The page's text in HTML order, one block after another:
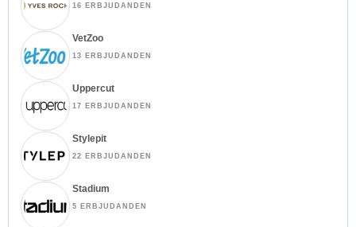
16 ERBJUDANDEN
VetZoo
13 ERBJUDANDEN
Uppercut
17 ERBJUDANDEN
Stylepit
22 ERBJUDANDEN
Stadium
5 ERBJUDANDEN